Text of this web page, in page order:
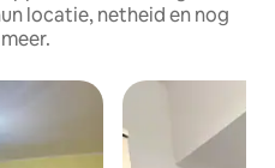
locatie, netheid en nog